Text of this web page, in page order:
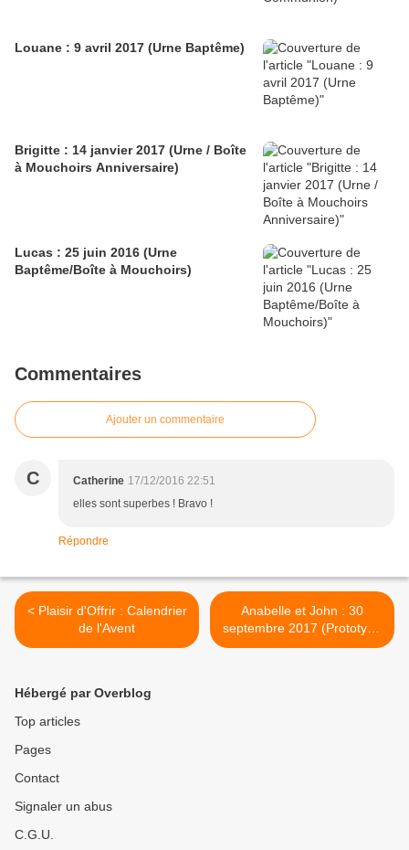
Louane : 9 avril 2017 (Urne Baptême)
Brigitte : 14 janvier 2017 (Urne / Boîte
à Mouchoirs Anniversaire)
Lucas : 25 juin 2016 (Urne
Baptême/Boîte à Mouchoirs)
Commentaires
Ajouter un commentaire
C Catherine 17/12/2016 22:51
elles sont superbes ! Bravo !
Répondre
< Plaisir d'Offrir : Calendrier
de l'Avent
Anabelle et John : 30
septembre 2017 (Prototype
Faire-Part de Mariage) >
Hébergé par Overblog
Top articles
Pages
Contact
Signaler un abus
C.G.U.